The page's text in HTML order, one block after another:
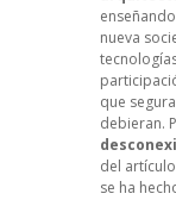
nueva
que
debieran.
del
se ha